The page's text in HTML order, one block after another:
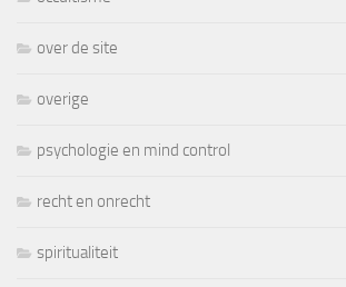
over de site
overige
psychologie en mind control
recht en onrecht
spiritualiteit